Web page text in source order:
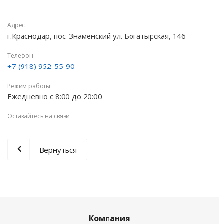
Адрес
г.Краснодар, пос. Знаменский ул. Богатырская, 146
Телефон
+7 (918) 952-55-90
Режим работы
Ежедневно с 8:00 до 20:00
Оставайтесь на связи
Вернуться
Компания